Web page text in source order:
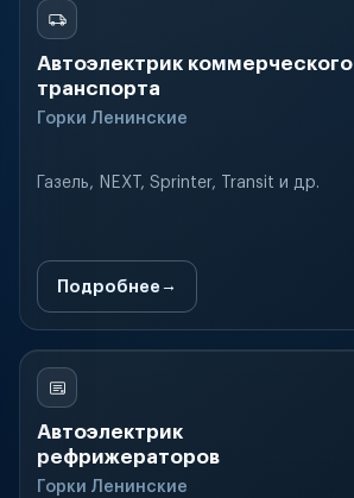
Автоэлектрик коммерческого
транспорта
Горки Ленинские
Газель, NEXT, Sprinter, Transit и др.
Подробнее
Автоэлектрик
рефрижераторов
Горки Ленинские